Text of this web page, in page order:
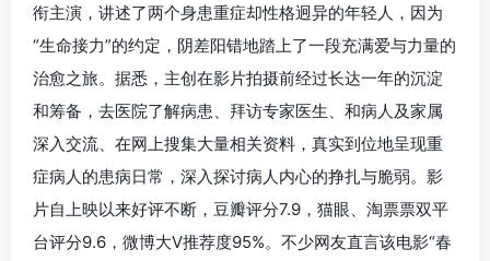
衔主演，讲述了两个身患重症却性格迥异的年轻人，因为
“生命接力”的约定，阴差阳错地踏上了一段充满爱与力量的
治愈之旅。据悉，主创在影片拍摄前经过长达一年的沉淀
和筹备，去医院了解病患、拜访专家医生、和病人及家属
深入交流、在网上搜集大量相关资料，真实到位地呈现重
症病人的患病日常，深入探讨病人内心的挣扎与脆弱。影
片自上映以来好评不断，豆瓣评分7.9，猫眼、淘票票双平
台评分9.6，微博大V推荐度95%。不少网友直言该电影“春